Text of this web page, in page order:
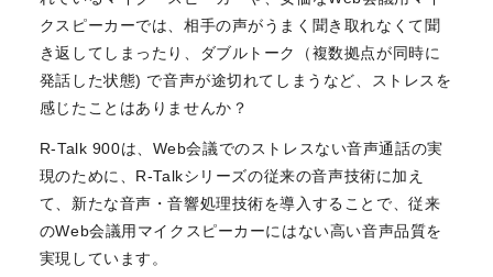
クスピーカーでは、相手の声がうまく聞き取れなくて聞
き返してしまったり、ダブルトーク（複数拠点が同時に
発話した状態) で音声が途切れてしまうなど、ストレスを
感じたことはありませんか？
R-Talk 900は、Web会議でのストレスない音声通話の実
現のために、R-Talkシリーズの従来の音声技術に加え
て、新たな音声・音響処理技術を導入することで、従来
のWeb会議用マイクスピーカーにはない高い音声品質を
実現しています。